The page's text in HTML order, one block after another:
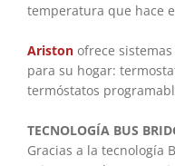
temperatura que hace
Ariston ofrece
para su hogar:
termóstatos
TECNOLOGÍA BUS
Gracias a la tecnología